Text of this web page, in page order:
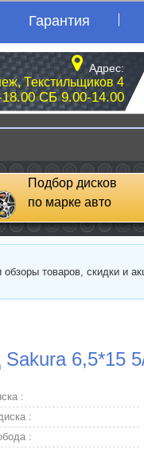
Гарантия
Адрес:
Текстильщиков 4
СБ 9.00-14.00
Подбор дисков
по марке авто
обзоры товаров, скидки и
Sakura 6,5*15
:
:
: